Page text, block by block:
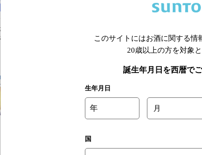
容と異なる場合があります。詳しくはお店にお問い合わせく
コンテンツはお客様のご判断でご利用ください。
このサイトにはお酒に関する情
20歳以上の方を対象と
誕生年月日を西暦で
生年月日
年 月
国